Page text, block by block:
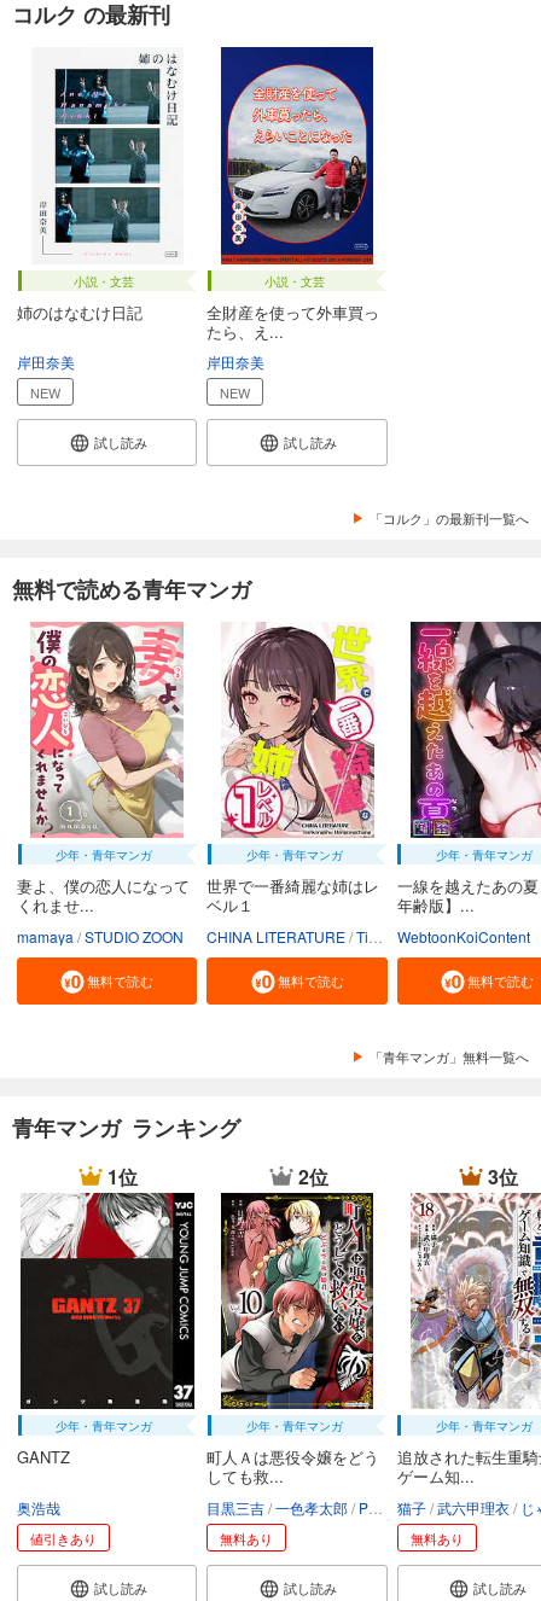
コルク の最新刊
小説・文芸
姉のはなむけ日記
岸田奈美
NEW
試し読み
小説・文芸
全財産を使って外車買っ
たら、え...
岸田奈美
NEW
試し読み
「コルク」の最新刊一覧へ
無料で読める青年マンガ
少年・青年マンガ
妻よ、僕の恋人になって
くれませ...
mamaya STUDIO ZOON
無料で読む
少年・青年マンガ
世界で一番綺麗な姉はレ
ベル１
CHINA LITERATURE Tiankongshu Mangongchang
無料で読む
少年・青年マンガ
一線を越えたあの
年齢版】...
WebtoonKoiContent
無料で読む
「青年マンガ」無料一覧へ
青年マンガ ランキング
1位
少年・青年マンガ
GANTZ
奥浩哉
値引きあり
試し読み
2位
少年・青年マンガ
町人Ａは悪役令嬢をどう
しても救...
目黒三吉 一色孝太郎 Parum
無料あり
試し読み
3位
少年・青年マンガ
追放された転生重
ゲーム知...
猫子 武六甲理衣 じゃ
無料あり
試し読み